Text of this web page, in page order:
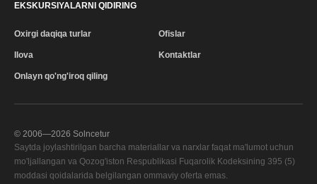
EKSKURSIYALARNI QIDIRING
Oxirgi daqiqa turlar
Ilova
Onlayn qo'ng'iroq qiling
Ofislar
Kontaktlar
© 2006—2026 Solncetur
Saytda joylashtirilgan barcha materiallar va narxlar faqat ma'lumot uchun
mo'ljallangan va Qozog'iston Respublikasi Fuqarolik Kodeksining 395 (5)
moddasi qoidalarida belgilangan ommaviy oferta emas.